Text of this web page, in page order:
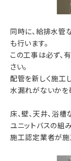
同時に、給排水管
も行います。
この工事は必ず、
さい。
配管を新しく施工
水漏れがないかを
床、壁、天井、浴
ユニットバスの組
施工認定業者が施